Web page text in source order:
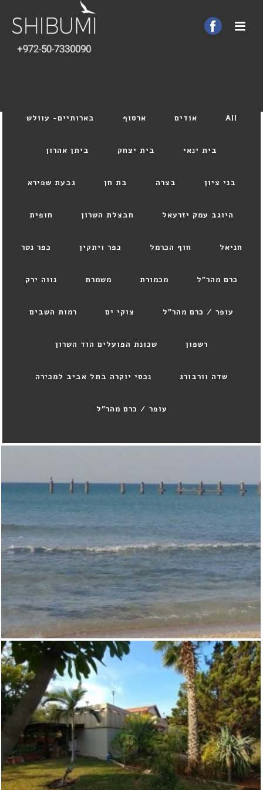
All אודים ארסוף בארותיים- עוולש
בית ינאי בית יצחק ביתן אהרון
בני ציון בצרה בת חן גבעת שפירא
היוגב עמק יזרעאל חבצלת השרון חופית
חניאל חוף הכרמל כפר ויתקין כפר נטר
כרם מהר"ל מכמורת משמרת נווה ירק
עופר / כרם מהר"ל צוקי ים רמות השבים
רשפון שכונת הפועלים הוד השרון
שדה וורבורג נכסי יוקרה בתל אביב למכירה
עופר / כרם מהר"ל
למכירה וילה בסביבת חוף חפר
כפר ויתקין